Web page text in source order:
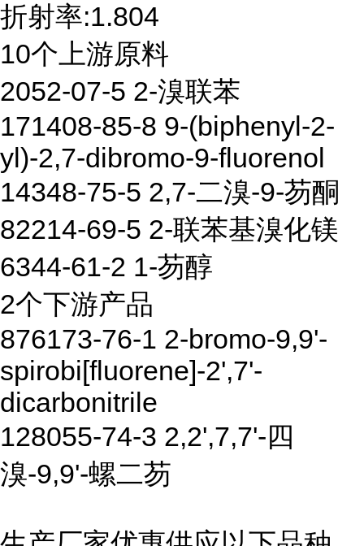
折射率:1.804
10个上游原料
2052-07-5 2-溴联苯
171408-85-8 9-(biphenyl-2-
yl)-2,7-dibromo-9-fluorenol
14348-75-5 2,7-二溴-9-芴酮
82214-69-5 2-联苯基溴化镁
6344-61-2 1-芴醇
2个下游产品
876173-76-1 2-bromo-9,9'-
spirobi[fluorene]-2',7'-
dicarbonitrile
128055-74-3 2,2',7,7'-四
溴-9,9'-螺二芴